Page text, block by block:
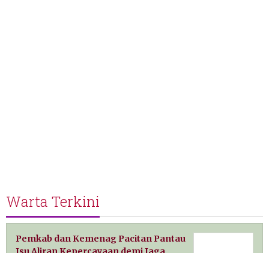
Warta Terkini
Pemkab dan Kemenag Pacitan Pantau